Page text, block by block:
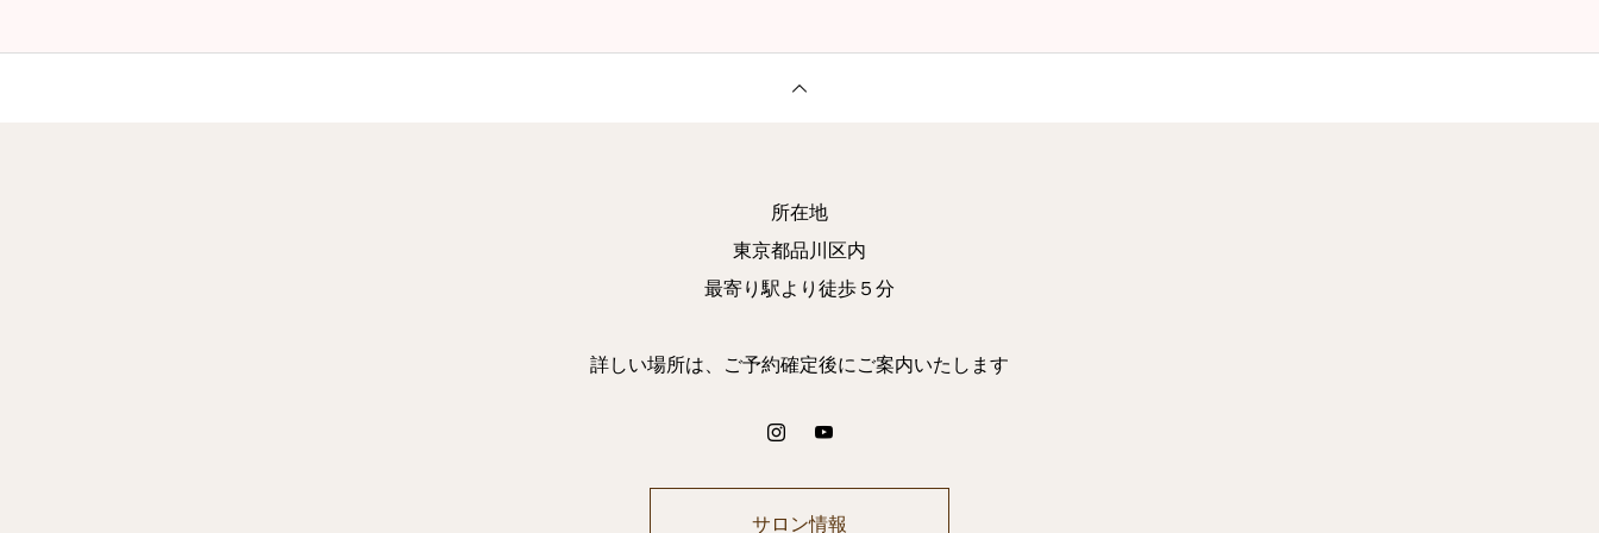
所在地
東京都品川区内
最寄り駅より徒歩５分
詳しい場所は、ご予約確定後にご案内いたします
サロン情報